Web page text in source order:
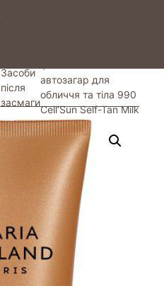
Засоби
після
засмаги
автозагар для
обличчя та тіла 990
Cell’Sun Self-Tan Milk